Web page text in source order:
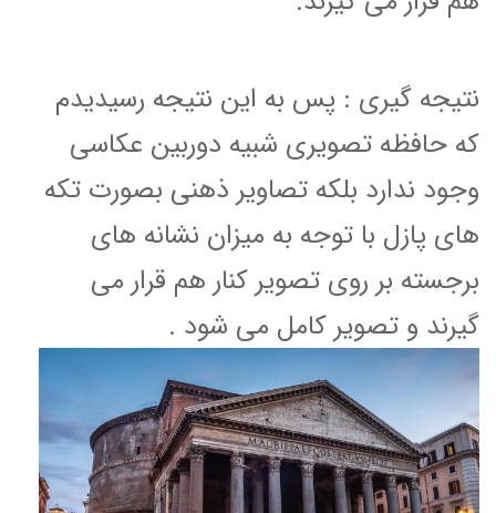
نتیجه گیری : پس به این نتیجه رسیدیدم
که حافظه تصویری شبیه دوربین عکاسی
وجود ندارد بلکه تصاویر ذهنی بصورت تکه
های پازل با توجه به میزان نشانه های
برجسته بر روی تصویر کنار هم قرار می
گیرند و تصویر کامل می شود .